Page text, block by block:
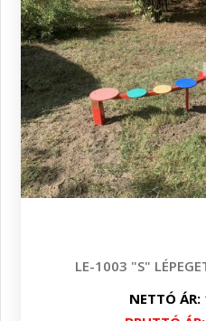
LE-1003 "S"
NETTÓ ÁR: